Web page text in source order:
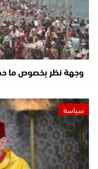
وجهة نظر بخصوص ما
سياسة